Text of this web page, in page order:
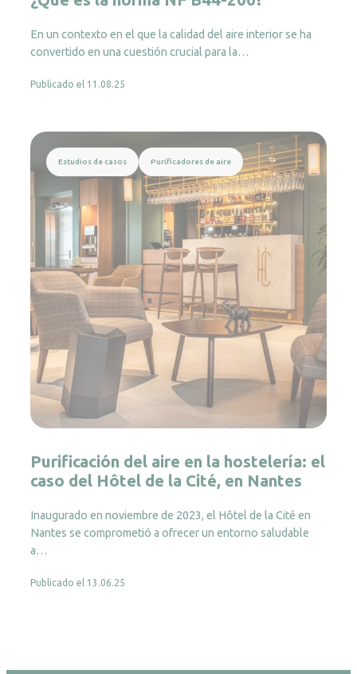
En un contexto en el que la calidad del aire interior se ha
convertido en una cuestión crucial para la…
Publicado el 11.08.25
Estudios de casos Purificadores de aire
Purificación del aire en la hostelería: el
caso del Hôtel de la Cité, en Nantes
Inaugurado en noviembre de 2023, el Hôtel de la Cité en
Nantes se comprometió a ofrecer un entorno saludable
a…
Publicado el 13.06.25
Leer más